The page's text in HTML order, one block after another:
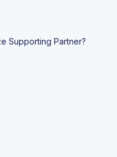
Supporting Partner?